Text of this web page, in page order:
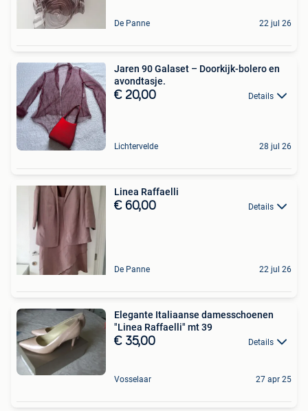
De Panne 22 jul 26
Jaren 90 Galaset – Doorkijk-bolero en
avondtasje.
€ 20,00 Details
Lichtervelde 28 jul 26
Linea Raffaelli
€ 60,00 Details
De Panne 22 jul 26
Elegante Italiaanse damesschoenen
"Linea Raffaelli" mt 39
€ 35,00 Details
Vosselaar 27 apr 25